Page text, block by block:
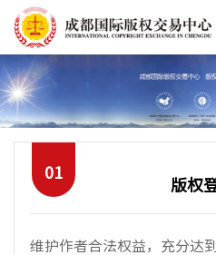
01
版权
维护作者合法权益，充分达